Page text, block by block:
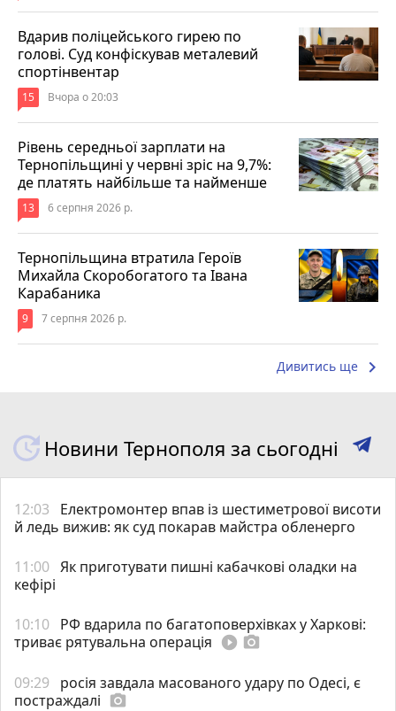
Вдарив поліцейського гирею по
голові. Суд конфіскував металевий
спортінвентар
15 Вчора о 20:03
Рівень середньої зарплати на
Тернопільщині у червні зріс на 9,7%:
де платять найбільше та найменше
13 6 серпня 2026 р.
Тернопільщина втратила Героїв
Михайла Скоробогатого та Івана
Карабаника
9 7 серпня 2026 р.
Дивитись ще keyboard_arrow_right
Новини Тернополя за сьогодні
12:03
Електромонтер впав із шестиметрової висоти
й ледь вижив: як суд покарав майстра обленерго
11:00 Як приготувати пишні кабачкові оладки на
кефірі
10:10 РФ вдарила по багатоповерхівках у Харкові:
триває рятувальна операція play_circle_filled photo_camera
09:29
росія завдала масованого удару по Одесі, є
постраждалі photo_camera